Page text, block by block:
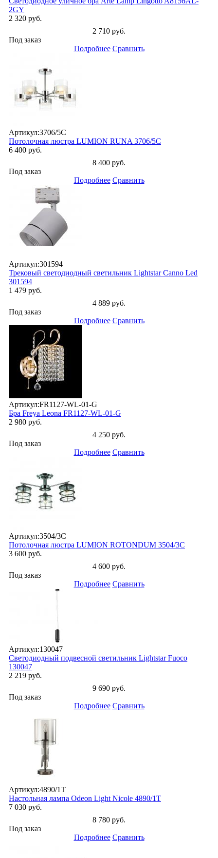
2GY
2 320 руб.
2 710 руб.
Под заказ
Подробнее Сравнить
Артикул:3706/5C
Потолочная люстра LUMION RUNA 3706/5C
6 400 руб.
8 400 руб.
Под заказ
Подробнее Сравнить
Артикул:301594
Трековый светодиодный светильник Lightstar Canno Led
301594
1 479 руб.
4 889 руб.
Под заказ
Подробнее Сравнить
Артикул:FR1127-WL-01-G
Бра Freya Leona FR1127-WL-01-G
2 980 руб.
4 250 руб.
Под заказ
Подробнее Сравнить
Артикул:3504/3C
Потолочная люстра LUMION ROTONDUM 3504/3C
3 600 руб.
4 600 руб.
Под заказ
Подробнее Сравнить
Артикул:130047
Светодиодный подвесной светильник Lightstar Fuoco
130047
2 219 руб.
9 690 руб.
Под заказ
Подробнее Сравнить
Артикул:4890/1T
Настольная лампа Odeon Light Nicole 4890/1T
7 030 руб.
8 780 руб.
Под заказ
Подробнее Сравнить